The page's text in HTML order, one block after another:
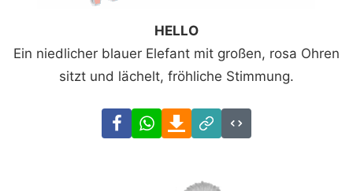
HELLO
Ein niedlicher blauer Elefant mit großen, rosa Ohren
sitzt und lächelt, fröhliche Stimmung.
FacebookWhatsAppDownload
Link
Code